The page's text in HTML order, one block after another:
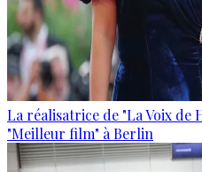
La réalisatrice de "La Voix de
"Meilleur film" à Berlin